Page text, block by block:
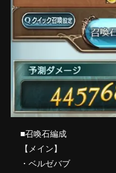
■召喚石編成
【メイン】
・ベルゼバブ